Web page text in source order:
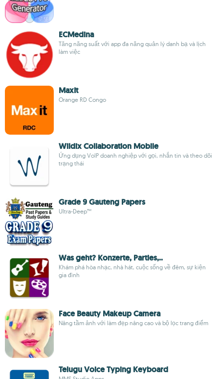
ECMedina
Tăng năng suất với app đa năng quản lý danh bạ và lịch
làm việc
MaxIt
Orange RD Congo
Wildix Collaboration Mobile
Ứng dụng VoIP doanh nghiệp với gọi, nhắn tin và theo dõi
trạng thái
Grade 9 Gauteng Papers
Ultra-Deep™
Was geht? Konzerte, Parties,..
Khám phá hòa nhạc, nhà hát, cuộc sống về đêm, sự kiện
gia đình
Face Beauty Makeup Camera
Nâng tầm ảnh với làm đẹp nâng cao và bộ lọc trang điểm
Telugu Voice Typing Keyboard